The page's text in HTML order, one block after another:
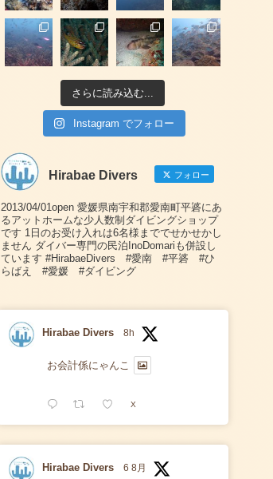
さらに読み込む...
Instagram でフォロー
Hirabae Divers フォロー
2013/04/01open 愛媛県南宇和郡愛南町平碆にあ
るアットホームな少人数制ダイビングショップ
です 1日のお受け入れは6名様まででせかせかし
ません ダイバー専門の民泊InoDomariも併設し
ています #HirabaeDivers #愛南 #平碆 #ひ
らばえ #愛媛 #ダイビング
Hirabae Divers 8h
お会計係にゃんこ
X
Hirabae Divers 6 8月